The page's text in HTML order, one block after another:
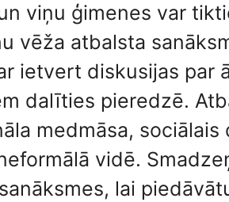
viņu ģimenes var
vēža atbalsta
ietvert diskusijas par
dalīties pieredzē.
medmāsa,
vidē.
lai